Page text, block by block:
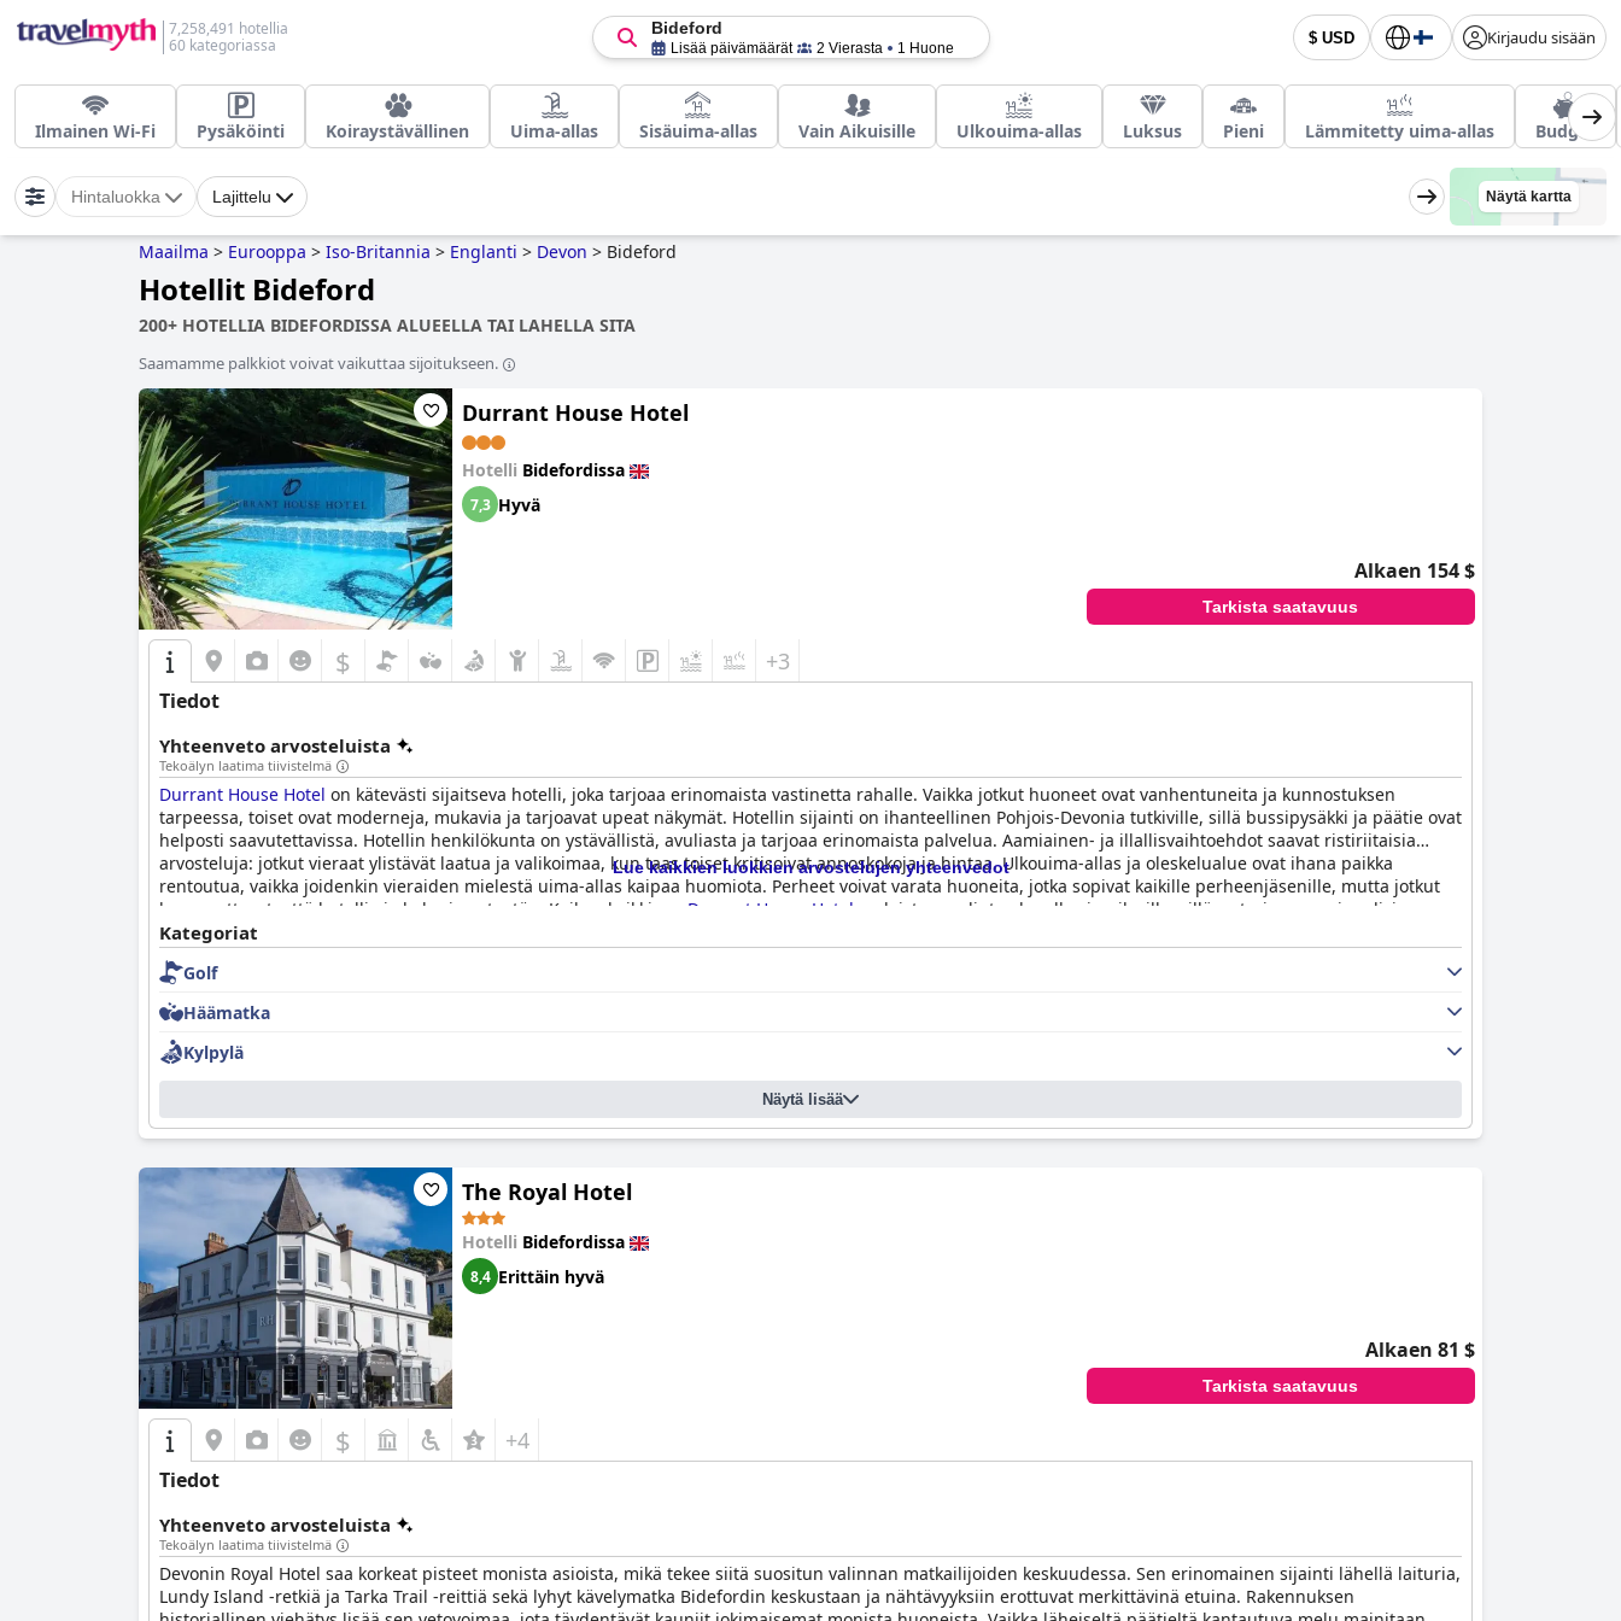
7,258,491 hotellia
60 kategoriassa
$ USD Kirjaudu sisään
Bideford
Lisää päivämäärät 2 Vierasta 1 Huone
Ilmainen Wi-Fi Pysäköinti Koiraystävällinen Uima-allas Sisäuima-allas Vain Aikuisille Ulkouima-allas Luksus Pieni Lämmitetty uima-allas Budget
Hintaluokka Lajittelu Näytä kartta
Maailma > Eurooppa > Iso-Britannia > Englanti > Devon > Bideford
Hotellit Bideford
200+ HOTELLIA BIDEFORDISSA ALUEELLA TAI LAHELLA SITA
Saamamme palkkiot voivat vaikuttaa sijoitukseen.
Durrant House Hotel
Hotelli Bidefordissa
7,3 Hyvä
Alkaen 154 $
Tarkista saatavuus
$ +3
Tiedot
Yhteenveto arvosteluista
Tekoälyn laatima tiivistelmä
Durrant House Hotel on kätevästi sijaitseva hotelli, joka tarjoaa erinomaista vastinetta rahalle. Vaikka jotkut huoneet ovat vanhentuneita ja kunnostuksen
tarpeessa, toiset ovat moderneja, mukavia ja tarjoavat upeat näkymät. Hotellin sijainti on ihanteellinen Pohjois-Devonia tutkiville, sillä bussipysäkki ja päätie ovat
helposti saavutettavissa. Hotellin henkilökunta on ystävällistä, avuliasta ja tarjoaa erinomaista palvelua. Aamiainen- ja illallisvaihtoehdot saavat ristiriitaisia
arvosteluja: jotkut vieraat ylistävät laatua ja valikoimaa, kun taas toiset kritisoivat annoskokoja ja hintaa. Ulkouima-allas ja oleskelualue ovat ihana paikka
rentoutua, vaikka joidenkin vieraiden mielestä uima-allas kaipaa huomiota. Perheet voivat varata huoneita, jotka sopivat kaikille perheenjäsenille, mutta jotkut
huomauttavat, että hotelli ei ole kovin esteetön. Kaiken kaikkiaan Durrant House Hotel on loistava valinta alueella vieraileville, sillä se tarjoaa monipuolisia
mukavuuksia ja palveluita edulliseen hintaan.
Lue kaikkien luokkien arvostelujen yhteenvedot
Kategoriat
Golf
Häämatka
Kylpylä
Näytä lisää
The Royal Hotel
Hotelli Bidefordissa
8,4 Erittäin hyvä
Alkaen 81 $
Tarkista saatavuus
$ +4
Tiedot
Yhteenveto arvosteluista
Tekoälyn laatima tiivistelmä
Devonin Royal Hotel saa korkeat pisteet monista asioista, mikä tekee siitä suositun valinnan matkailijoiden keskuudessa. Sen erinomainen sijainti lähellä laituria,
Lundy Island -retkiä ja Tarka Trail -reittiä sekä lyhyt kävelymatka Bidefordin keskustaan ​​ja nähtävyyksiin erottuvat merkittävinä etuina. Rakennuksen